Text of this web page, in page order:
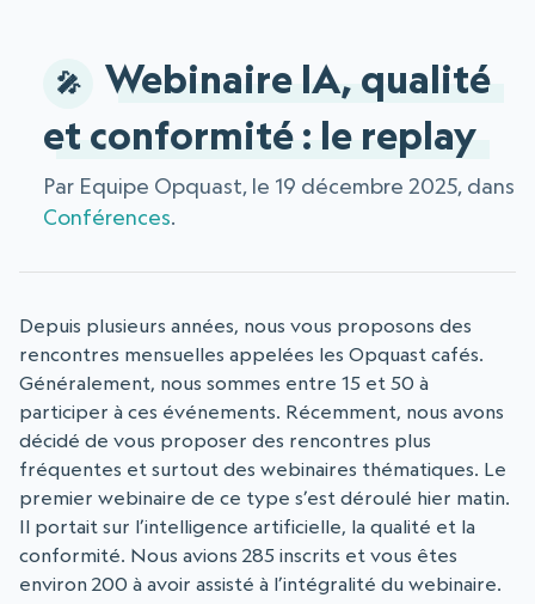
Webinaire IA, qualité
et conformité : le replay
Par Equipe Opquast, le 19 décembre 2025, dans
Conférences.
Depuis plusieurs années, nous vous proposons des
rencontres mensuelles appelées les Opquast cafés.
Généralement, nous sommes entre 15 et 50 à
participer à ces événements. Récemment, nous avons
décidé de vous proposer des rencontres plus
fréquentes et surtout des webinaires thématiques. Le
premier webinaire de ce type s’est déroulé hier matin.
Il portait sur l’intelligence artificielle, la qualité et la
conformité. Nous avions 285 inscrits et vous êtes
environ 200 à avoir assisté à l’intégralité du webinaire.